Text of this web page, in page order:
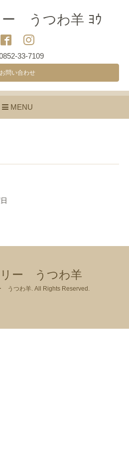
ー うつわ羊 ﾖｳ
33-7109
お問い合わせ
MENU
ー うつわ羊
うつわ羊. All Rights Reserved.